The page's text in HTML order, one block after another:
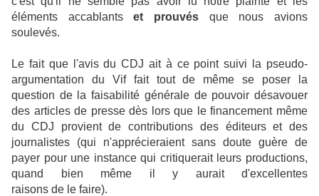
éléments accablantset prouvés que nous avions
soulevés.
Le fait que l'avis du CDJ ait à ce point suivi la pseudo-
argumentation du Vif fait tout de même se poser la
question de la faisabilité générale de pouvoir désavouer
des articles de presse dès lors que le financement même
du CDJ provient de contributions des éditeurs et des
journalistes (qui n'apprécieraient sans doute guère de
payer pour une instance qui critiquerait leurs productions,
quand bien même il y aurait d'excellentes
raisons de le faire).